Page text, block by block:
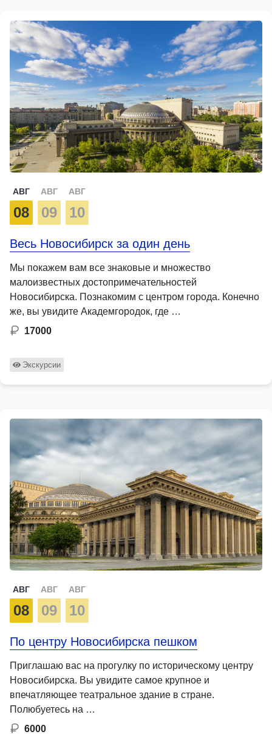
АВГ
08
АВГ
09
АВГ
10
Весь Новосибирск за один день
Мы покажем вам все знаковые и множество
малоизвестных достопримечательностей
Новосибирска. Познакомим с центром города. Конечно
же, вы увидите Академгородок, где …
17000
Экскурсии
АВГ
08
АВГ
09
АВГ
10
По центру Новосибирска пешком
Приглашаю вас на прогулку по историческому центру
Новосибирска. Вы увидите самое крупное и
впечатляющее театральное здание в стране.
Полюбуетесь на …
6000